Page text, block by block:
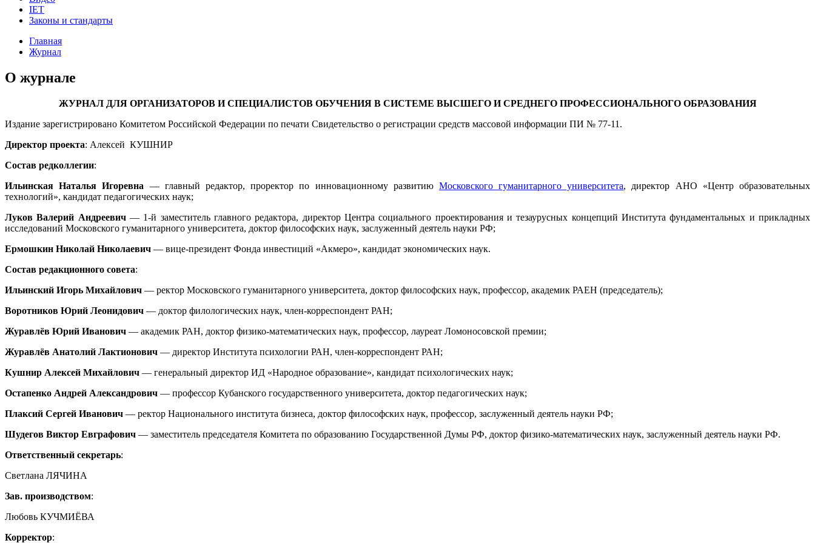
IET
Законы и стандарты
Главная
Журнал
О журнале
ЖУРНАЛ ДЛЯ ОРГАНИЗАТОРОВ И СПЕЦИАЛИСТОВ ОБУЧЕНИЯ В СИСТЕМЕ ВЫСШЕГО И СРЕДНЕГО ПРОФЕССИОНАЛЬНОГО ОБРАЗОВАНИЯ
Издание зарегистрировано Комитетом Российской Федерации по печати Свидетельство о регистрации средств массовой информации ПИ № 77-11.
Директор проекта: Алексей КУШНИР
Состав редколлегии:
Ильинская Наталья Игоревна — главный редактор, проректор по инновационному развитию Московского гуманитарного университета, директор АНО «Центр образовательных
технологий», кандидат педагогических наук;
Луков Валерий Андреевич— 1-й заместитель главного редактора, директор Центра социального проектирования и тезаурусных концепций Института фундаментальных и прикладных
исследований Московского гуманитарного университета, доктор философских наук, заслуженный деятель науки РФ;
Ермошкин Николай Николаевич — вице-президент Фонда инвестиций «Акмеро», кандидат экономических наук.
Состав редакционного совета:
Ильинский Игорь Михайлович — ректор Московского гуманитарного университета, доктор философских наук, профессор, академик РАЕН (председатель);
Воротников Юрий Леонидович — доктор филологических наук, член-корреспондент РАН;
Журавлёв Юрий Иванович — академик РАН, доктор физико-математических наук, профессор, лауреат Ломоносовской премии;
Журавлёв Анатолий Лактионович — директор Института психологии РАН, член-корреспондент РАН;
Кушнир Алексей Михайлович — генеральный директор ИД «Народное образование», кандидат психологических наук;
Остапенко Андрей Александрович — профессор Кубанского государственного университета, доктор педагогических наук;
Плаксий Сергей Иванович — ректор Национального института бизнеса, доктор философских наук, профессор, заслуженный деятель науки РФ;
Шудегов Виктор Евграфович — заместитель председателя Комитета по образованию Государственной Думы РФ, доктор физико-математических наук, заслуженный деятель науки РФ.
Ответственный секретарь:
Светлана ЛЯЧИНА
Зав. производством:
Любовь КУЧМИЁВА
Корректор: